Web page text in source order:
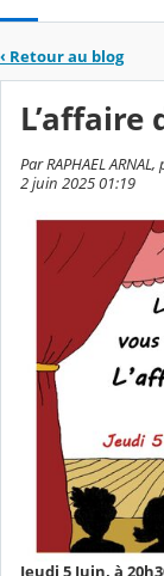
‹ Retour au blog
L’affaire
Par RAPHAEL
2 juin 2025 01:19
Jeudi 5 Juin, à